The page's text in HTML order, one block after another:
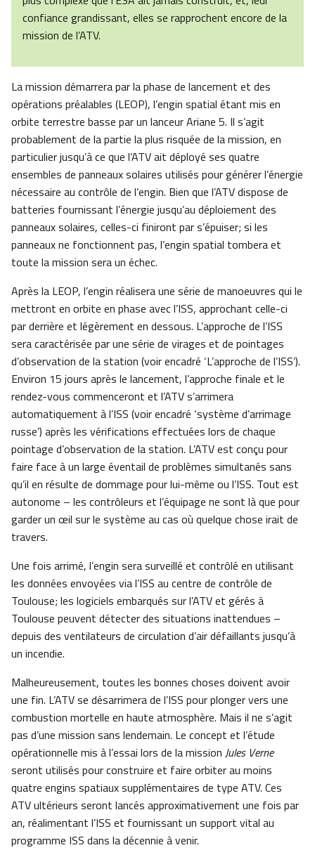
confiance grandissant, elles se rapprochent encore de la
mission de l’ATV.
La mission démarrera par la phase de lancement et des
opérations préalables (LEOP), l’engin spatial étant mis en
orbite terrestre basse par un lanceur Ariane 5. Il s’agit
probablement de la partie la plus risquée de la mission, en
particulier jusqu’à ce que l’ATV ait déployé ses quatre
ensembles de panneaux solaires utilisés pour générer l’énergie
nécessaire au contrôle de l’engin. Bien que l’ATV dispose de
batteries fournissant l’énergie jusqu’au déploiement des
panneaux solaires, celles-ci finiront par s’épuiser; si les
panneaux ne fonctionnent pas, l’engin spatial tombera et
toute la mission sera un échec.
Après la LEOP, l’engin réalisera une série de manoeuvres qui le
mettront en orbite en phase avec l’ISS, approchant celle-ci
par derrière et légèrement en dessous. L’approche de l’ISS
sera caractérisée par une série de virages et de pointages
d’observation de la station (voir encadré ‘L’approche de l’ISS’).
Environ 15 jours après le lancement, l’approche finale et le
rendez-vous commenceront et l’ATV s’arrimera
automatiquement à l’ISS (voir encadré ‘système d’arrimage
russe’) après les vérifications effectuées lors de chaque
pointage d’observation de la station. L’ATV est conçu pour
faire face à un large éventail de problèmes simultanés sans
qu’il en résulte de dommage pour lui-même ou l’ISS. Tout est
autonome – les contrôleurs et l’équipage ne sont là que pour
garder un œil sur le système au cas où quelque chose irait de
travers.
Une fois arrimé, l’engin sera surveillé et contrôlé en utilisant
les données envoyées via l’ISS au centre de contrôle de
Toulouse; les logiciels embarqués sur l’ATV et gérés à
Toulouse peuvent détecter des situations inattendues –
depuis des ventilateurs de circulation d’air défaillants jusqu’à
un incendie.
Malheureusement, toutes les bonnes choses doivent avoir
une fin. L’ATV se désarrimera de l’ISS pour plonger vers une
combustion mortelle en haute atmosphère. Mais il ne s’agit
pas d’une mission sans lendemain. Le concept et l’étude
opérationnelle mis à l’essai lors de la mission Jules Verne
seront utilisés pour construire et faire orbiter au moins
quatre engins spatiaux supplémentaires de type ATV. Ces
ATV ultérieurs seront lancés approximativement une fois par
an, réalimentant l’ISS et fournissant un support vital au
programme ISS dans la décennie à venir.